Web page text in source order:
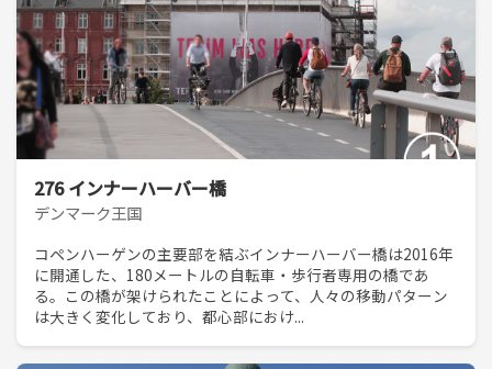
276 インナーハーバー橋
デンマーク王国
コペンハーゲンの主要部を結ぶインナーハーバー橋は2016年
に開通した、180メートルの自転車・歩行者専用の橋であ
る。この橋が架けられたことによって、人々の移動パターン
は大きく変化しており、都心部におけ...